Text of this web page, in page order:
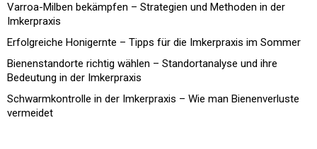
Varroa-Milben bekämpfen – Strategien und Methoden in der
Imkerpraxis
Erfolgreiche Honigernte – Tipps für die Imkerpraxis im Sommer
Bienenstandorte richtig wählen – Standortanalyse und ihre
Bedeutung in der Imkerpraxis
Schwarmkontrolle in der Imkerpraxis – Wie man Bienenverluste
vermeidet